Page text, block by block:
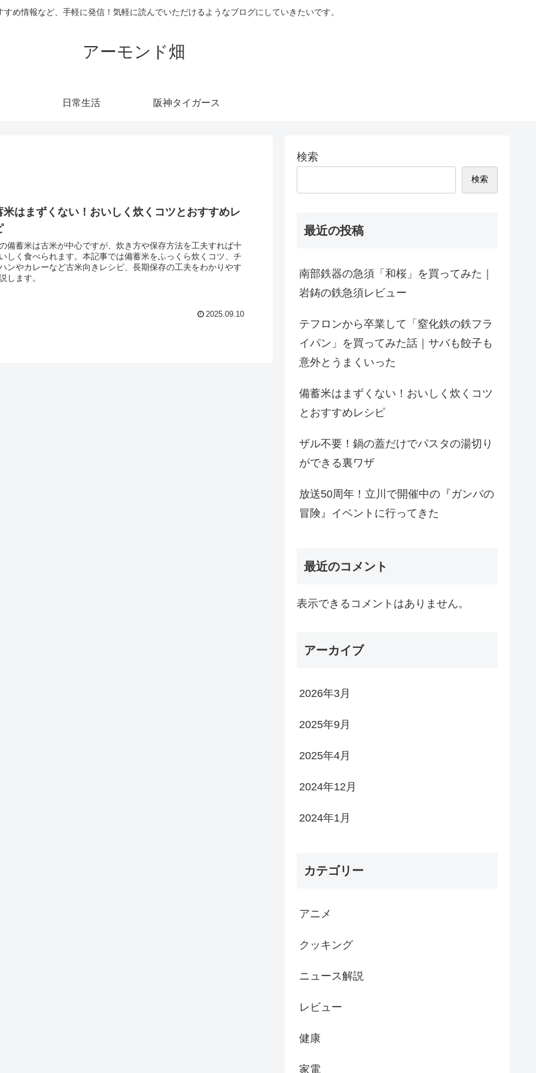
すめ情報など、手軽に発信！気軽に読んでいただけるようなブログにしていきたいです。
アーモンド畑
日常生活 阪神タイガース
米はまずくない！おいしく炊くコツとおすすめレ
備蓄米は古米が中心ですが、炊き方や保存方法を工夫すれば十
しく食べられます。本記事では備蓄米をふっくら炊くコツ、チ
ンやカレーなど古米向きレシピ、長期保存の工夫をわかりやす
します。
2025.09.10
検索
検索
最近の投稿
南部鉄器の急須「和桜」を買ってみた｜
岩鋳の鉄急須レビュー
テフロンから卒業して「窒化鉄の鉄フラ
イパン」を買ってみた話｜サバも餃子も
意外とうまくいった
備蓄米はまずくない！おいしく炊くコツ
とおすすめレシピ
ザル不要！鍋の蓋だけでパスタの湯切り
ができる裏ワザ
放送50周年！立川で開催中の『ガンバの
冒険』イベントに行ってきた
最近のコメント
表示できるコメントはありません。
アーカイブ
2026年3月
2025年9月
2025年4月
2024年12月
2024年1月
カテゴリー
アニメ
クッキング
ニュース解説
レビュー
健康
家電